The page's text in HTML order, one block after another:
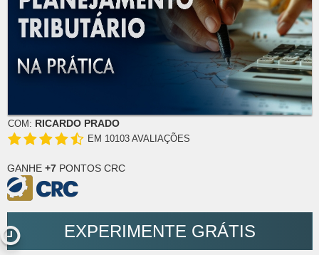
COM: RICARDO PRADO
EM 10103 AVALIAÇÕES
GANHE +7 PONTOS CRC
EXPERIMENTE GRÁTIS